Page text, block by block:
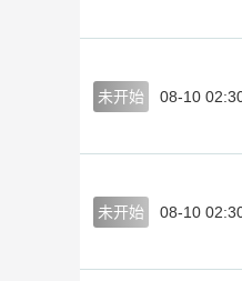
未开始 08-10
未开始 08-10